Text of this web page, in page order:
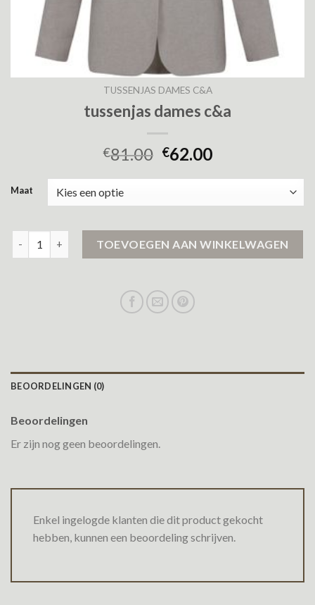
TUSSENJAS DAMES C&A
tussenjas dames c&a
€81.00 €62.00
Maat
TOEVOEGEN AAN WINKELWAGEN
BEOORDELINGEN (0)
Beoordelingen
Er zijn nog geen beoordelingen.
Enkel ingelogde klanten die dit product gekocht
hebben, kunnen een beoordeling schrijven.